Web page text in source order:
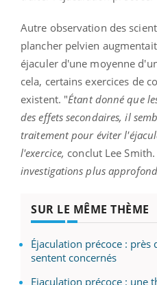
Autre observation des
plancher pelvien
éjaculer d'une moyenne
cela, certains exercices de
existent. "Étant donné que
des effets secondaires, il
traitement pour éviter
l'exercice, conclut Lee
investigations plus
SUR LE MÊME THÈME
Éjaculation précoce : près
sentent concernés
Ejaculation précoce : une